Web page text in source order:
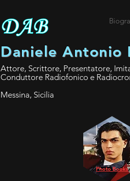
Daniele Antonio
Attore, Scrittore, Presentatore,
Conduttore Radiofonico e
Messina, Sicilia
Photo Books